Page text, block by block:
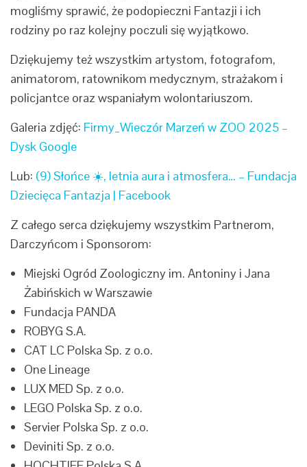
mogliśmy sprawić, że podopieczni Fantazji i ich
rodziny po raz kolejny poczuli się wyjątkowo.
Dziękujemy też wszystkim artystom, fotografom,
animatorom, ratownikom medycznym, strażakom i
policjantce oraz wspaniałym wolontariuszom.
Galeria zdjęć: Firmy_Wieczór Marzeń w ZOO 2025 –
Dysk Google
Lub: (9) Słońce ☀️, letnia aura i atmosfera… – Fundacja
Dziecięca Fantazja | Facebook
Z całego serca dziękujemy wszystkim Partnerom,
Darczyńcom i Sponsorom:
Miejski Ogród Zoologiczny im. Antoniny i Jana
Żabińskich w Warszawie
Fundacja PANDA
ROBYG S.A.
CAT LC Polska Sp. z o.o.
One Lineage
LUX MED Sp. z o.o.
LEGO Polska Sp. z o.o.
Servier Polska Sp. z o.o.
Deviniti Sp. z o.o.